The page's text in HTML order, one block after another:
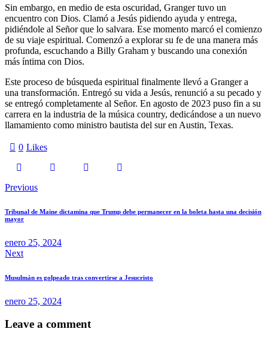
Sin embargo, en medio de esta oscuridad, Granger tuvo un
encuentro con Dios. Clamó a Jesús pidiendo ayuda y entrega,
pidiéndole al Señor que lo salvara. Ese momento marcó el comienzo
de su viaje espiritual. Comenzó a explorar su fe de una manera más
profunda, escuchando a Billy Graham y buscando una conexión
más íntima con Dios.
Este proceso de búsqueda espiritual finalmente llevó a Granger a
una transformación. Entregó su vida a Jesús, renunció a su pecado y
se entregó completamente al Señor. En agosto de 2023 puso fin a su
carrera en la industria de la música country, dedicándose a un nuevo
llamamiento como ministro bautista del sur en Austin, Texas.
0 Likes
Navegación
de
entradas
Previous
Tribunal de Maine dictamina que Trump debe permanecer en la boleta hasta una decisión
mayor
enero 25, 2024
Next
Musulmán es golpeado tras convertirse a Jesucristo
enero 25, 2024
Leave a comment